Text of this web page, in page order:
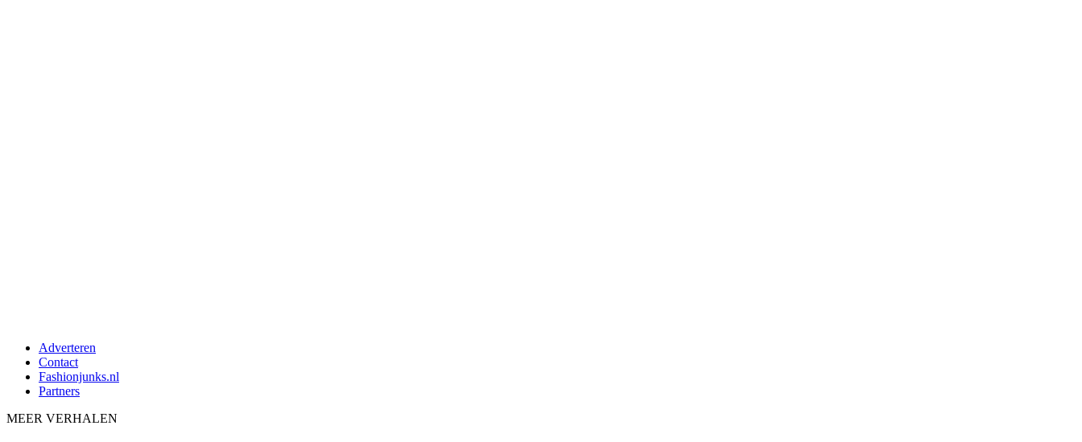
Adverteren
Contact
Fashionjunks.nl
Partners
MEER VERHALEN